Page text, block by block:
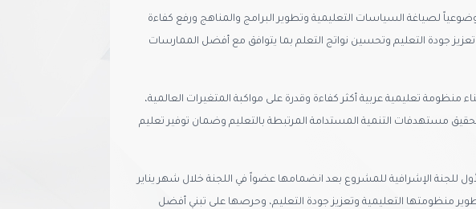
لصياغة السياسات التعليمية وتطوير البرامج والمناهج ورفع كفاءة
جودة التعليم وتحسين نواتج التعلم بما يتوافق مع أفضل الممارسات
منظومة تعليمية عربية أكثر كفاءة وقدرة على مواكبة المتغيرات العالمية،
مستهدفات التنمية المستدامة المرتبطة بالتعليم وضمان توفير تعليم
للجنة الإشرافية للمشروع بعد انضمامها عضواً في اللجنة خلال شهر يناير
منظومتها التعليمية وتعزيز جودة التعليم، وحرصها على تبني أفضل